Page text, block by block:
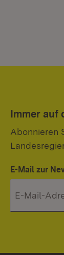
Immer auf
Abonnieren
E-Mail zur